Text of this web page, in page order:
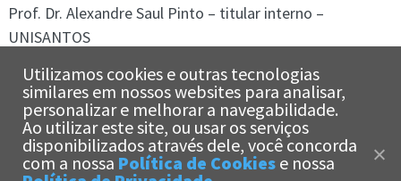
Prof. Dr. Alexandre Saul Pinto – titular interno –
UNISANTOS
PUC/SP
Profª. Drª. Elizabeth Macedo – titular externo – UERJ/RJ
Profª. Drª. Romilda Teodora Ens – titular – PUC/PR
Olá!Estamos aqui
para te ajudar!
Utilizamos cookies e outras tecnologias
similares em nossos websites para analisar,
personalizar e melhorar a navegabilidade.
Ao utilizar este site, ou usar os serviços
disponibilizados através dele, você concorda
com a nossa Política de Cookies e nossa